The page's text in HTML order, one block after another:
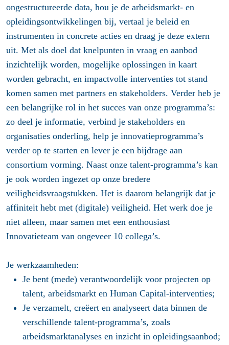
ongestructureerde data, hou je de arbeidsmarkt- en
opleidingsontwikkelingen bij, vertaal je beleid en
instrumenten in concrete acties en draag je deze extern
uit. Met als doel dat knelpunten in vraag en aanbod
inzichtelijk worden, mogelijke oplossingen in kaart
worden gebracht, en impactvolle interventies tot stand
komen samen met partners en stakeholders. Verder heb je
een belangrijke rol in het succes van onze programma’s:
zo deel je informatie, verbind je stakeholders en
organisaties onderling, help je innovatieprogramma’s
verder op te starten en lever je een bijdrage aan
consortium vorming. Naast onze talent-programma’s kan
je ook worden ingezet op onze bredere
veiligheidsvraagstukken. Het is daarom belangrijk dat je
affiniteit hebt met (digitale) veiligheid. Het werk doe je
niet alleen, maar samen met een enthousiast
Innovatieteam van ongeveer 10 collega’s.
Je werkzaamheden:
Je bent (mede) verantwoordelijk voor projecten op
talent, arbeidsmarkt en Human Capital-interventies;
Je verzamelt, creëert en analyseert data binnen de
verschillende talent-programma’s, zoals
arbeidsmarktanalyses en inzicht in opleidingsaanbod;